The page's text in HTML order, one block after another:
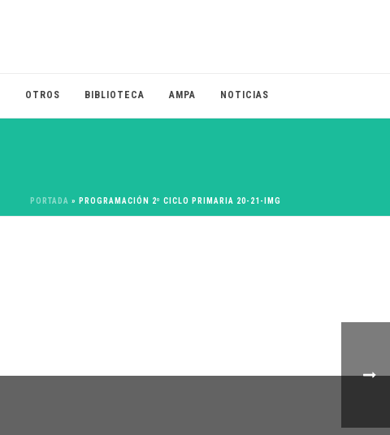
OTROS BIBLIOTECA AMPA NOTICIAS
PORTADA » PROGRAMACIÓN 2º CICLO PRIMARIA 20-21-IMG